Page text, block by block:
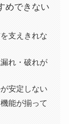
めできない
支えきれな
れ・破れが
安定しない
能が揃って